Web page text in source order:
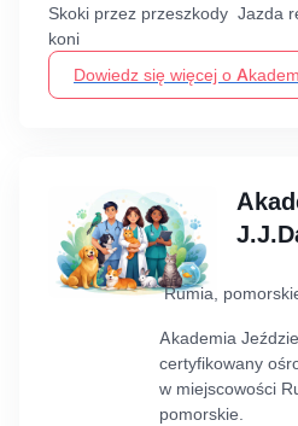
Skoki przez przeszkody Jazda
koni
Dowiedz się więcej o
Rumia,
Akademia
certyfikowany
w miejscowości
pomorskie.